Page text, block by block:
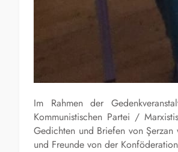
Im Rahmen der
Kommunistischen Partei /
Gedichten und Briefen von
und Freunde von der